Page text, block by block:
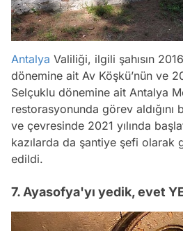
Antalya Valiliği, ilgili şahısın
dönemine ait Av Köşkü’nün ve
Selçuklu dönemine ait Antalya
restorasyonunda görev aldığını
ve çevresinde 2021 yılında
kazılarda da şantiye şefi olarak
edildi.
7. Ayasofya'yı yedik, evet